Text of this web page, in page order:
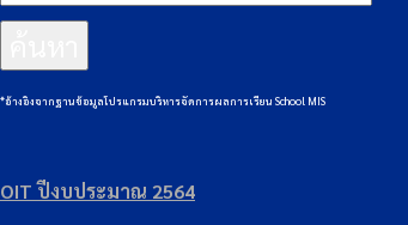
*อ้างอิงจากฐานข้อมูลโปรแกรมบริหารจัดการผลการเรียน School MIS
OIT ปีงบประมาณ 2564